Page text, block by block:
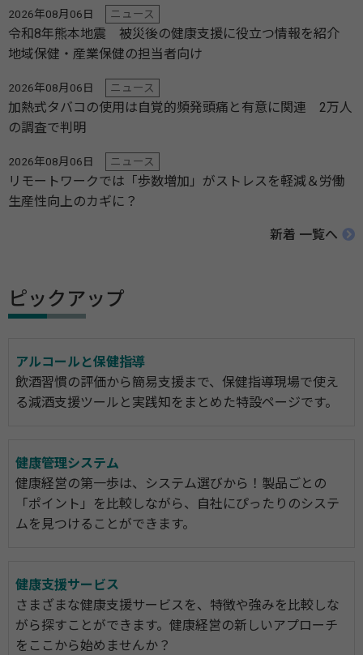
2026年08月06日 ニュース
令和8年熊本地震 被災後の健康支援に役立つ情報を紹介
地域保健・産業保健の担当者向け
2026年08月06日 ニュース
加熱式タバコの使用は自覚的頻発頭痛と有意に関連 2万人
の調査で判明
2026年08月06日 ニュース
リモートワークでは「歩数増加」がストレスを軽減＆労働
生産性向上のカギに？
新着 一覧へ
ピックアップ
アルコールと保健指導
飲酒習慣の評価から簡易支援まで、保健指導現場で使え
る減酒支援ツールと実践知をまとめた特設ページです。
健康管理システム
健康経営の第一歩は、システム選びから！製品ごとの
「ポイント」を比較しながら、自社にぴったりのシステ
ムを見つけることができます。
健康支援サービス
さまざまな健康支援サービスを、特徴や強みを比較しな
がら探すことができます。健康経営の新しいアプローチ
をここから始めませんか？